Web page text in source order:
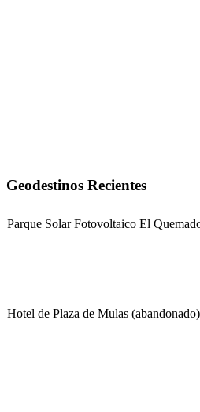
Geodestinos Recientes
Parque Solar Fotovoltaico El
Hotel de Plaza de Mulas (abandonado)